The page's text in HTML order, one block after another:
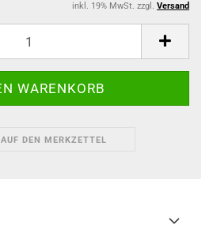
inkl. 19% MwSt. zzgl. Versand
AUF DEN MERKZETTEL